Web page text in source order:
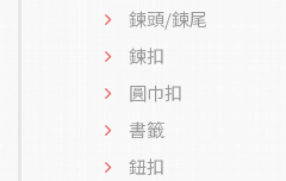
鍊頭/鍊尾
鍊扣
圓巾扣
書籤
鈕扣